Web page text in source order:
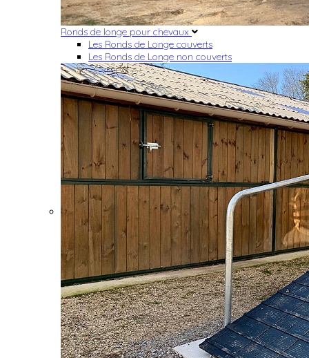
Ronds de longe pour chevaux
Les Ronds de Longe couverts
Les Ronds de Longe non couverts